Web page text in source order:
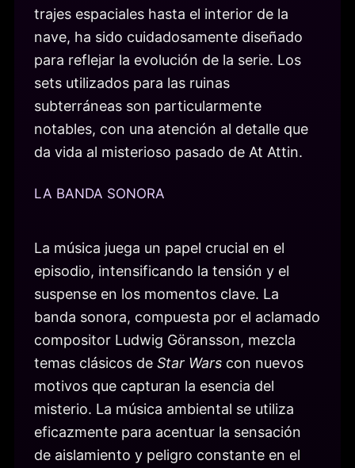
trajes espaciales hasta el interior de la
nave, ha sido cuidadosamente diseñado
para reflejar la evolución de la serie. Los
sets utilizados para las ruinas
subterráneas son particularmente
notables, con una atención al detalle que
da vida al misterioso pasado de At Attin.
LA BANDA SONORA
La música juega un papel crucial en el
episodio, intensificando la tensión y el
suspense en los momentos clave. La
banda sonora, compuesta por el aclamado
compositor Ludwig Göransson, mezcla
temas clásicos de Star Wars con nuevos
motivos que capturan la esencia del
misterio. La música ambiental se utiliza
eficazmente para acentuar la sensación
de aislamiento y peligro constante en el